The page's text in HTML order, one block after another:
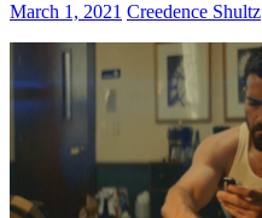
March 1, 2021 Creedence Shultz